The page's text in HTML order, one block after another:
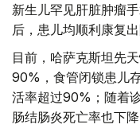
新生儿罕见肝脏肿瘤
后，患儿均顺利康复出
目前，哈萨克斯坦先
90%，食管闭锁患儿
活率超过90%；随着
肠结肠炎死亡率也下降